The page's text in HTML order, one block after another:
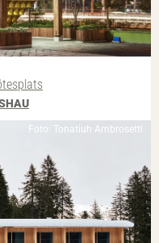
Foto: Tonatiuh Ambrosetti